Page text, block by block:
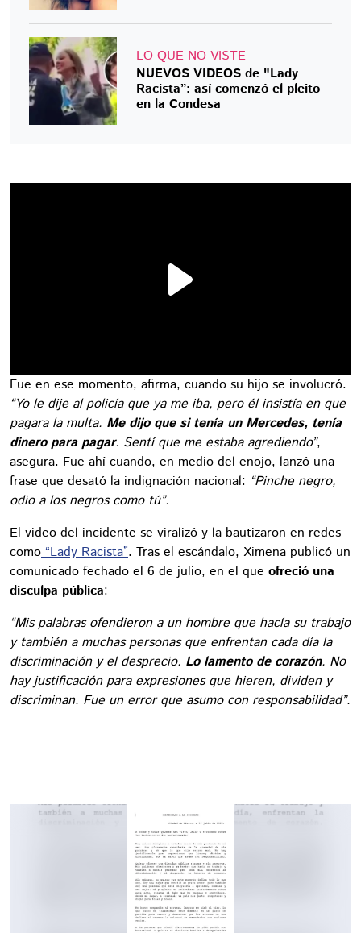
LO QUE NO VISTE
NUEVOS VIDEOS de "Lady
Racista”: así comenzó el pleito
en la Condesa
Fue en ese momento, afirma, cuando su hijo se involucró.
“Yo le dije al policía que ya me iba, pero él insistía en que
pagara la multa. Me dijo que si tenía un Mercedes, tenía
dinero para pagar. Sentí que me estaba agrediendo”,
asegura. Fue ahí cuando, en medio del enojo, lanzó una
frase que desató la indignación nacional: “Pinche negro,
odio a los negros como tú”.
El video del incidente se viralizó y la bautizaron en redes
como“Lady Racista”. Tras el escándalo, Ximena publicó un
comunicado fechado el 6 de julio, en el que ofreció una
disculpa pública:
“Mis palabras ofendieron a un hombre que hacía su trabajo
y también a muchas personas que enfrentan cada día la
discriminación y el desprecio. Lo lamento de corazón. No
hay justificación para expresiones que hieren, dividen y
discriminan. Fue un error que asumo con responsabilidad”.